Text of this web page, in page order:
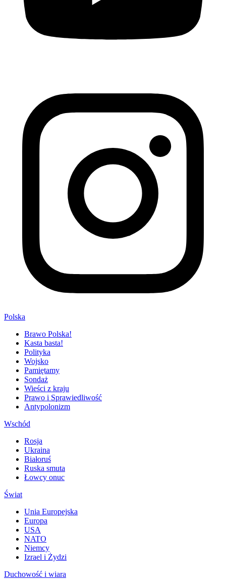
Polska
Brawo Polska!
Kasta basta!
Polityka
Wojsko
Pamiętamy
Sondaż
Wieści z kraju
Prawo i Sprawiedliwość
Antypolonizm
Wschód
Rosja
Ukraina
Białoruś
Ruska smuta
Łowcy onuc
Świat
Unia Europejska
Europa
USA
NATO
Niemcy
Izrael i Żydzi
Duchowość i wiara